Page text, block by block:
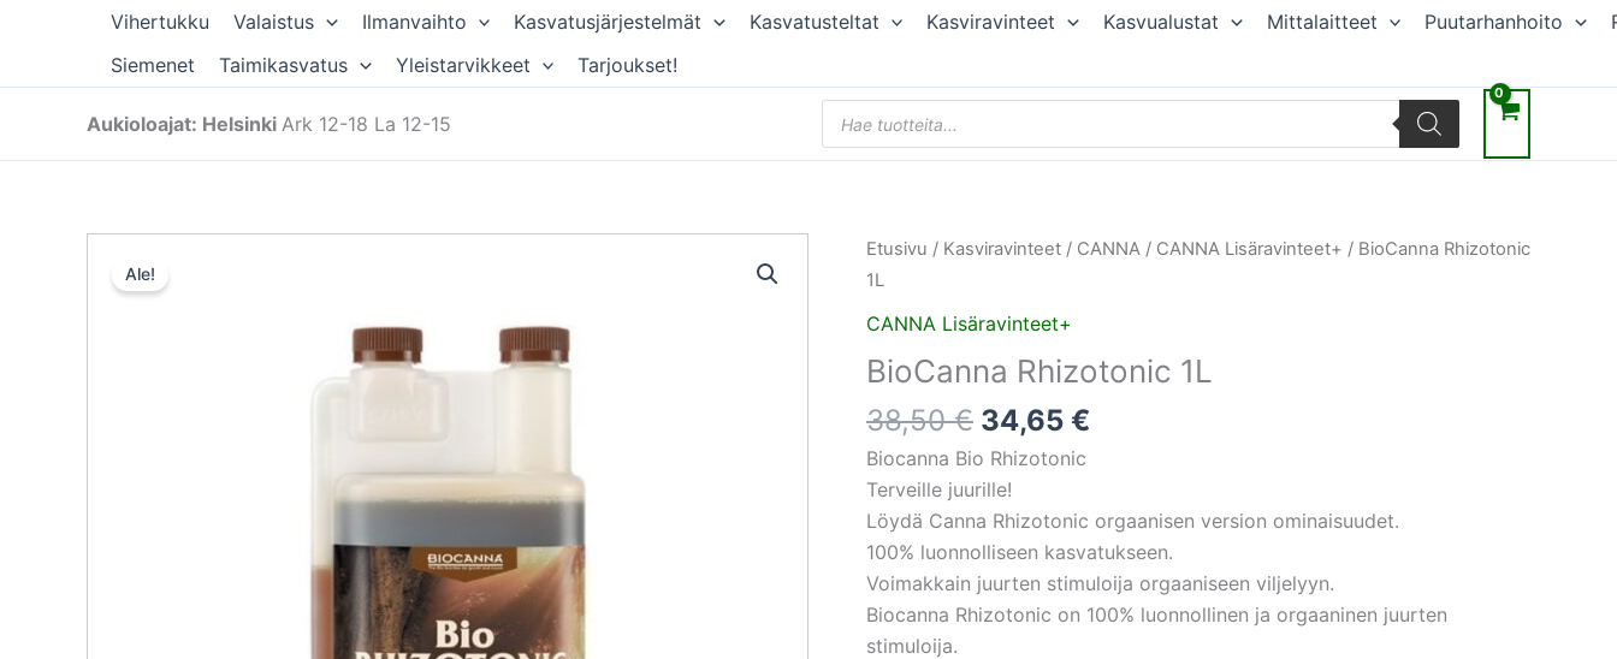
Vihertukku Valaistus Ilmanvaihto Kasvatusjärjestelmät Kasvatusteltat Kasviravinteet Kasvualustat Mittalaitteet Puutarhanhoito
Siemenet
Taimikasvatus Yleistarvikkeet Tarjoukset!
Aukioloajat: Helsinki Ark 12-18 La 12-15
Products
search
Ale!
Etusivu / Kasviravinteet / CANNA / CANNA Lisäravinteet+ / BioCanna Rhizotonic
1L
CANNA Lisäravinteet+
BioCanna Rhizotonic 1L
38,50€
Alkuperäinen
oli:
38,50 €.
34,65 €
Nykyinen
Biocanna Bio Rhizotonic
Terveille juurille!
Löydä Canna Rhizotonic orgaanisen version ominaisuudet.
100% luonnolliseen kasvatukseen.
Voimakkain juurten stimuloija orgaaniseen viljelyyn.
Biocanna Rhizotonic on 100% luonnollinen ja orgaaninen juurten
stimuloija.